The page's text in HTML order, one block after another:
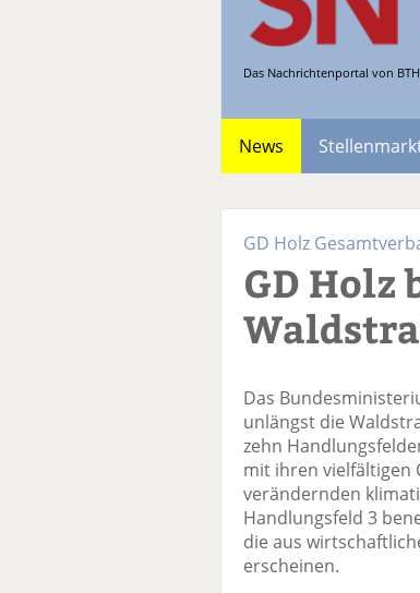
Das Nachrichtenportal von
News
GD Holz
GD Holz
Das
unlängst die
zehn
mit ihren vielfältigen
verändernden
Handlungsfeld 3
die aus
erscheinen.